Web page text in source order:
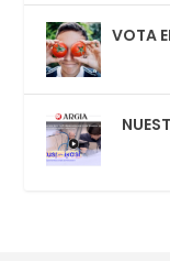
VOTA